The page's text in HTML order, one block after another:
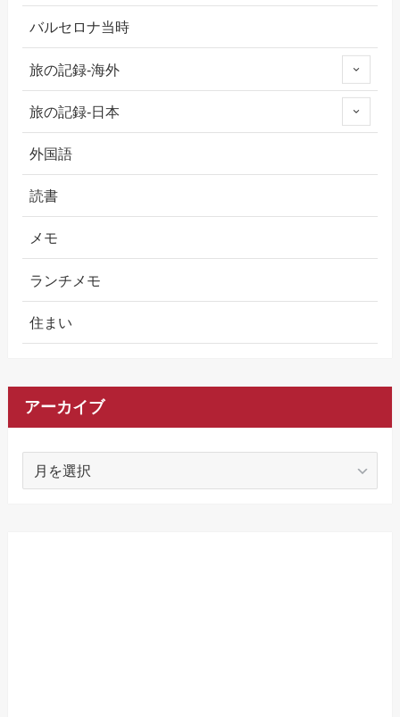
バルセロナ当時
旅の記録-海外
旅の記録-日本
外国語
読書
メモ
ランチメモ
住まい
アーカイブ